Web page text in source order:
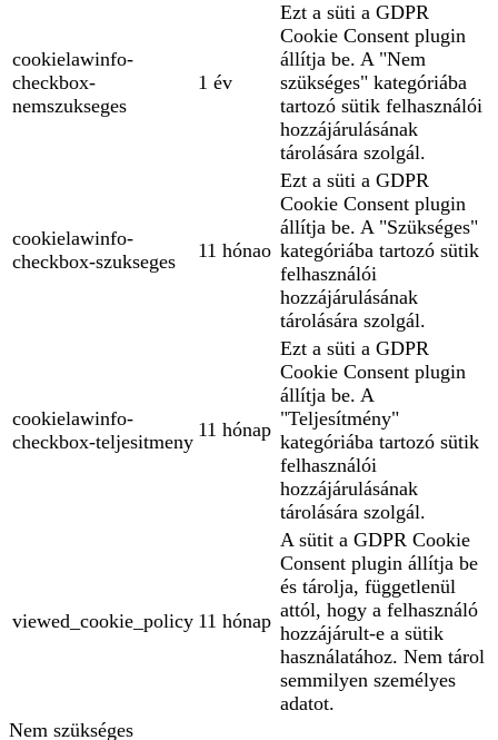
cookielawinfo-
checkbox-
nemszukseges
1 év
Ezt a süti a GDPR
Cookie Consent plugin
állítja be. A "Nem
szükséges" kategóriába
tartozó sütik felhasználói
hozzájárulásának
tárolására szolgál.
cookielawinfo-
checkbox-szukseges
11 hónao
Ezt a süti a GDPR
Cookie Consent plugin
állítja be. A "Szükséges"
kategóriába tartozó sütik
felhasználói
hozzájárulásának
tárolására szolgál.
cookielawinfo-
checkbox-teljesitmeny
11 hónap
Ezt a süti a GDPR
Cookie Consent plugin
állítja be. A
"Teljesítmény"
kategóriába tartozó sütik
felhasználói
hozzájárulásának
tárolására szolgál.
viewed_cookie_policy 11 hónap
A sütit a GDPR Cookie
Consent plugin állítja be
és tárolja, függetlenül
attól, hogy a felhasználó
hozzájárult-e a sütik
használatához. Nem tárol
semmilyen személyes
adatot.
Nem szükséges